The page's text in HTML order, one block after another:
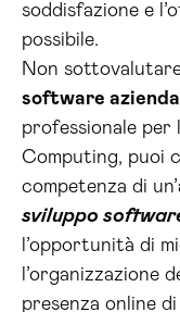
soddisfazione e
possibile.
Non
software
professionale
Computing, puoi
competenza di un’
sviluppo
l’opportunità di
l’organizzazione
presenza online